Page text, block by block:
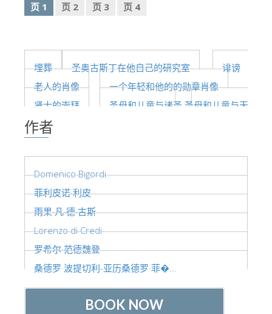
DEUTSCH
ESPAÑOL
页 1 页 2 页 3 页 4
埋葬
圣奥古斯丁在他自己的研究室
老人的肖像
一个年轻和他的的勋章肖像
诽谤
贤士的崇拜 圣母和儿童与诸圣 圣母和儿童与天使
作者
Domenico Bigordi
菲利皮诺·利皮
雨果·凡·德·古斯
Lorenzo di Credi
罗希尔·范德魏登
桑德罗·波提切利-亚历桑德罗·菲�...